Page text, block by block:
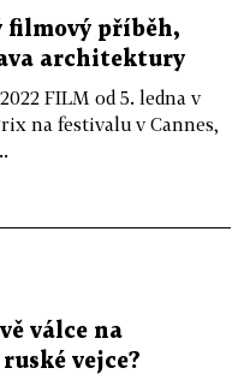
filmový příběh,
architektury
FILM od 5. ledna v
na festivalu v Cannes,
válce na
vejce?